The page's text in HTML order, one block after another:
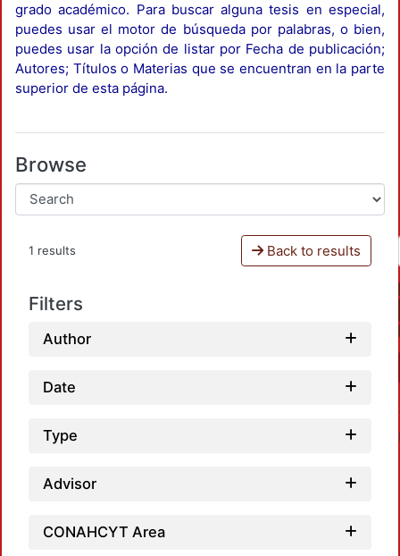
grado académico. Para buscar alguna tesis en especial,
puedes usar el motor de búsqueda por palabras, o bien,
puedes usar la opción de listar por Fecha de publicación;
Autores; Títulos o Materias que se encuentran en la parte
superior de esta página.
Browse
1 results Back to results
Filters
Author
Date
Type
Advisor
CONAHCYT Area